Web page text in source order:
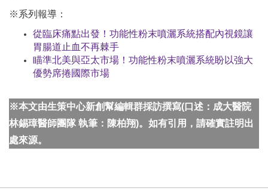
※系列報導：
從臨床痛點出發！功能性粉末噴灑系統搭配內視鏡讓
胃腸道止血不再棘手
瞄準北美與亞太市場！功能性粉末噴灑系統盼以強大
優勢席捲國際市場
※本文由生策中心新創幫編輯群採訪撰寫(口述：成大醫院
林錫璋醫師團隊 執筆：陳柏翔)。如有引用，請確實註明出
處來源。